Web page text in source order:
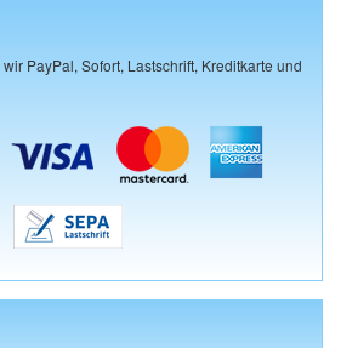
PayPal, Sofort, Lastschrift, Kreditkarte und